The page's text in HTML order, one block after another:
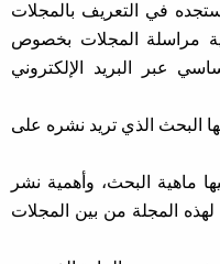
ستجده في التعريف بالمجلات
مراسلة المجلات بخصوص
عبر البريد الإلكتروني
البحث الذي تريد نشره على
ماهية البحث، وأهمية نشر
المجلة من بين المجلات